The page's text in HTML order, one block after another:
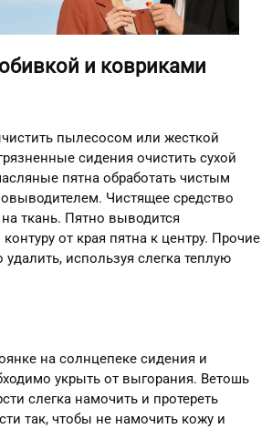
и ковриками
пылесосом или жесткой
сидения очистить сухой
пятна обработать чистым
Чистящее средство
ткань. Пятно выводится
от края пятна к центру. Прочие
используя слегка теплую
на солнцепеке сидения и
укрыть от выгорания. Ветошь
слегка намочить и протереть
так, чтобы не намочить кожу и